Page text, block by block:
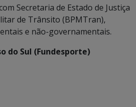
Secretaria de Estado de Justiça
de Trânsito (BPMTran),
e não-governamentais.
do Sul (Fundesporte)